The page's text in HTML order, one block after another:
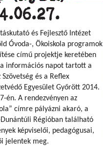
és Fejlesztő Intézet
Óvoda-, Ökoiskola programok
című projektje keretében
információs napot tartott a
Szövetség és a Reflex
Egyesület Győrött 2014.
én. A rendezvényen az
címre pályázni akaró, a
Régióban található
képviselői, pedagógusai,
jelentek meg.